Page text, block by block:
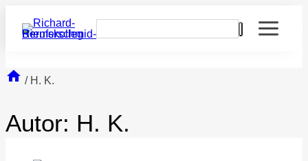
Inhalt
/ H. K.
Autor: H. K.